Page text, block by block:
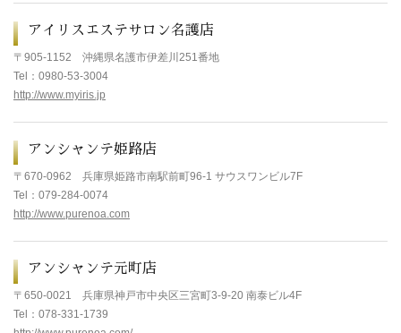
アイリスエステサロン名護店
〒 905-1152 沖縄県名護市伊差川251番地
Tel
： 0980-53-3004
http://www.myiris.jp
アンシャンテ姫路店
〒670-0962 兵庫県姫路市南駅前町96-1 サウスワンビル7F
Tel
：079-284-0074
http://www.purenoa.com
アンシャンテ元町店
〒 650-0021 兵庫県神戸市中央区三宮町3-9-20 南泰ビル4F
Tel
： 078-331-1739